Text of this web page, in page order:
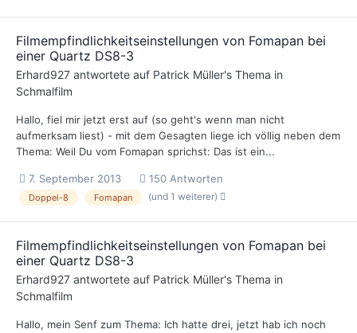
Filmempfindlichkeitseinstellungen von Fomapan bei
einer Quartz DS8-3
Erhard927 antwortete auf Patrick Müller's Thema in
Schmalfilm
Hallo, fiel mir jetzt erst auf (so geht's wenn man nicht
aufmerksam liest) - mit dem Gesagten liege ich völlig neben dem
Thema: Weil Du vom Fomapan sprichst: Das ist ein...
7. September 2013 150 Antworten
Doppel-8 Fomapan (und 1 weiterer)
Filmempfindlichkeitseinstellungen von Fomapan bei
einer Quartz DS8-3
Erhard927 antwortete auf Patrick Müller's Thema in
Schmalfilm
Hallo, mein Senf zum Thema: Ich hatte drei, jetzt hab ich noch